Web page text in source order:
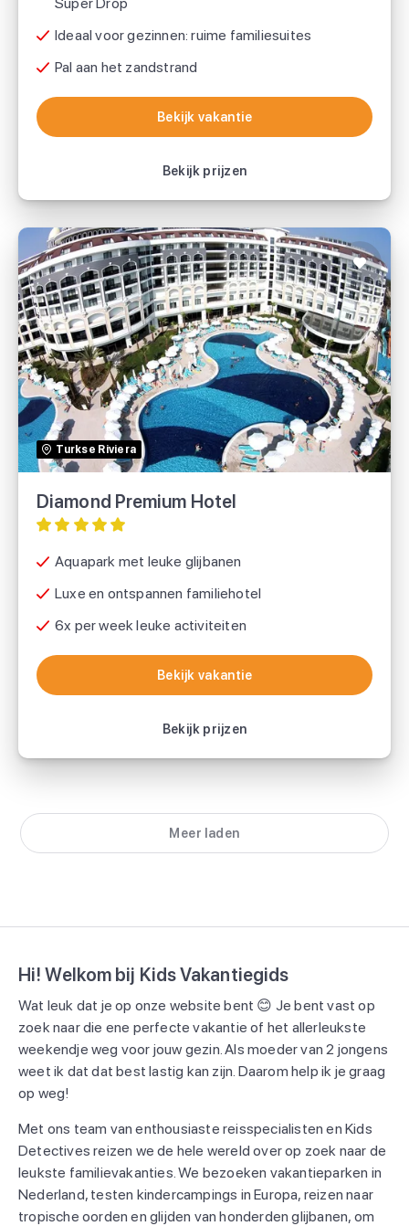
Ideaal voor gezinnen: ruime familiesuites
Pal aan het zandstrand
Bekijk vakantie
Bekijk prijzen
Bekijk vakantie
Turkse Riviera
Diamond Premium Hotel
Aquapark met leuke glijbanen
Luxe en ontspannen familiehotel
6x per week leuke activiteiten
Bekijk vakantie
Bekijk prijzen
Diamond Premium Hotel
Prijsvrij
Bekijk vakantie
Meer laden
Hi! Welkom bij Kids Vakantiegids
Wat leuk dat je op onze website bent 😊 Je bent vast op
zoek naar die ene perfecte vakantie of het allerleukste
weekendje weg voor jouw gezin. Als moeder van 2 jongens
weet ik dat dat best lastig kan zijn. Daarom help ik je graag
op weg!
Met ons team van enthousiaste reisspecialisten en Kids
Detectives reizen we de hele wereld over op zoek naar de
leukste familievakanties. We bezoeken vakantieparken in
Nederland, testen kindercampings in Europa, reizen naar
tropische oorden en glijden van honderden glijbanen, om